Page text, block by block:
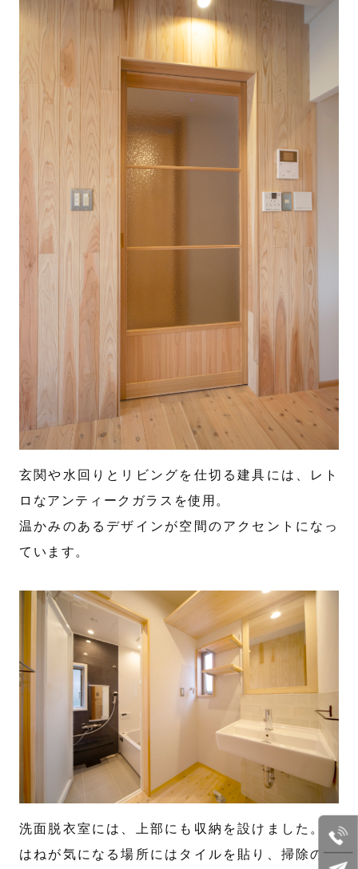
玄関や水回りとリビングを仕切る建具には、レト
ロなアンティークガラスを使用。
温かみのあるデザインが空間のアクセントになっ
ています。
洗面脱衣室には、上部にも収納を設けました。水
はねが気になる場所にはタイルを貼り、掃除のし